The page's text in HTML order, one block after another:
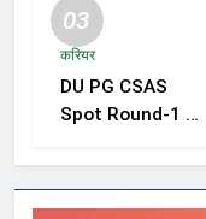
वायरल बुखार की
रोकथाम के लिए राज्यों
निर्देश
03
करियर
DU PG CSAS
Spot Round-1 की
को आवेदन और सीट
स्वीकार करने के लिए